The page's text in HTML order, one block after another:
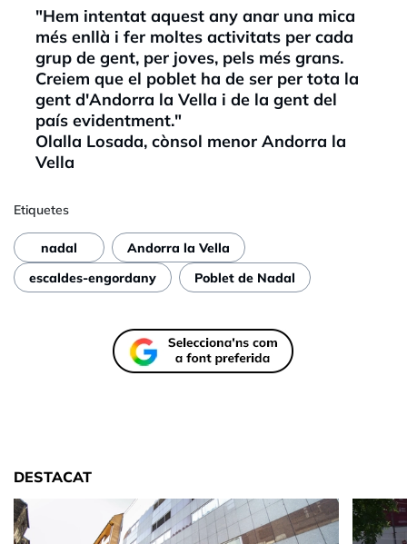
"Hem intentat aquest any anar una mica
més enllà i fer moltes activitats per cada
grup de gent, per joves, pels més grans.
Creiem que el poblet ha de ser per tota la
gent d'Andorra la Vella i de la gent del
país evidentment."
Olalla Losada, cònsol menor Andorra la
Vella
Etiquetes
nadal
Andorra la Vella
escaldes-engordany
Poblet de Nadal
DESTACAT